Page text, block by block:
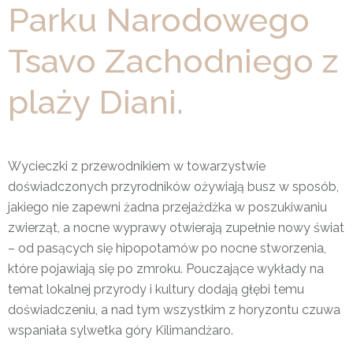
Parku Narodowego
Tsavo Zachodniego z
plaży Diani.
Wycieczki z przewodnikiem w towarzystwie
doświadczonych przyrodników ożywiają busz w sposób,
jakiego nie zapewni żadna przejażdżka w poszukiwaniu
zwierząt, a nocne wyprawy otwierają zupełnie nowy świat
– od pasących się hipopotamów po nocne stworzenia,
które pojawiają się po zmroku. Pouczające wykłady na
temat lokalnej przyrody i kultury dodają głębi temu
doświadczeniu, a nad tym wszystkim z horyzontu czuwa
wspaniała sylwetka góry Kilimandżaro.